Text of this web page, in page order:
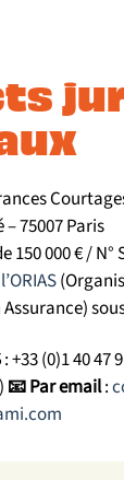
sans
de la
la famille.
voyage
remise ne
(PVT/
75007 Paris
150 000 € / N°
l’ORIAS
: +33 (0)1 40 47
📧 Par email: